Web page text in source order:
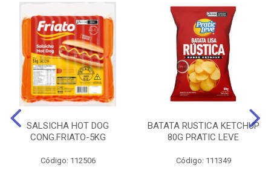
SALSICHA HOT DOG
CONG.FRIATO-5KG
Código: 112506
BATATA RUSTICA KETCHUP
80G PRATIC LEVE
Código: 111349